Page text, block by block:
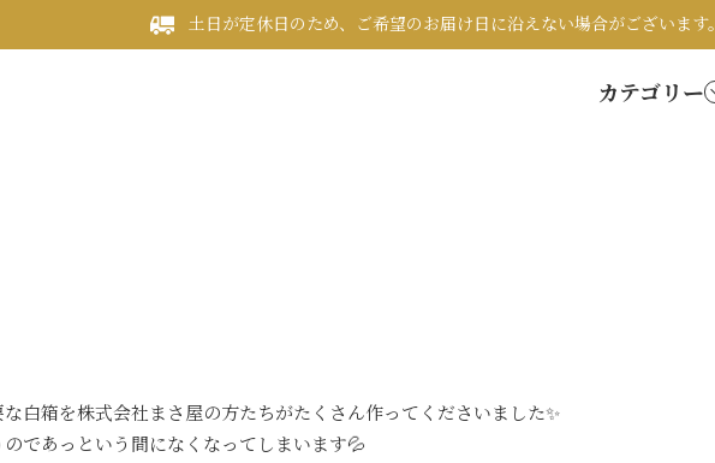
土日が定休日のため、ご希望のお届け日に沿えない場合がございます。
カテゴリー
白箱を株式会社まさ屋の方たちがたくさん作ってくださいました✨
であっという間になくなってしまいます💦